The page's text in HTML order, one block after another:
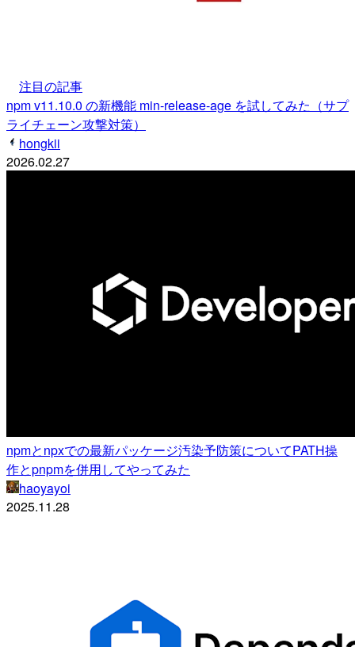
注目の記事
npm v11.10.0 の新機能 min-release-age を試してみた（サプ
ライチェーン攻撃対策）
hongkii
2026.02.27
npmとnpxでの最新パッケージ汚染予防策についてPATH操
作とpnpmを併用してやってみた
haoyayoi
2025.11.28